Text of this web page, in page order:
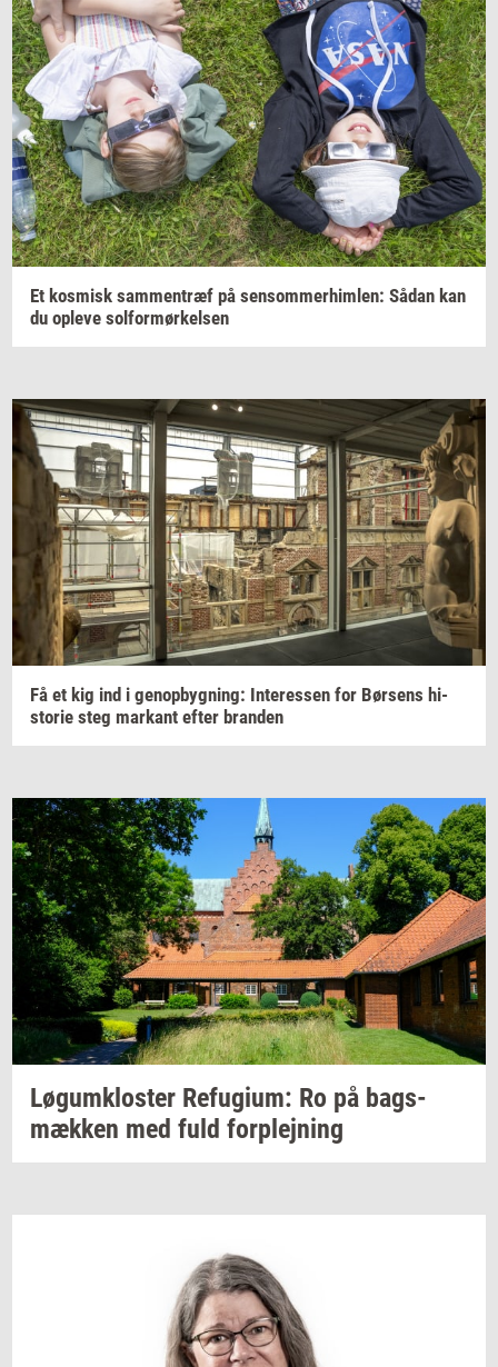
Et kos­misk sam­men­træf på sen­som­mer­him­len: Sådan kan
du op­le­ve sol­for­mør­kel­sen
Få et kig ind i genop­byg­ning: In­ter­es­sen for Bør­sens hi­
sto­rie steg mar­kant efter bran­den
Løgum­klo­ster Re­fu­gi­um: Ro på bags­
mæk­ken med fuld for­plej­ning